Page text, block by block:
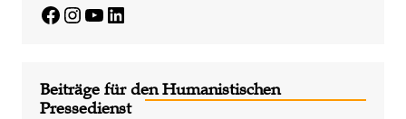
Facebook
Instagram
YouTube
LinkedIn
Beiträge für den Humanistischen
Pressedienst